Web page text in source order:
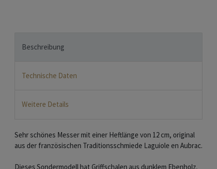
Beschreibung
Technische Daten
Weitere Details
Sehr schönes Messer mit einer Heftlänge von 12 cm, original
aus der französischen Traditionsschmiede Laguiole en Aubrac.
Dieses Sondermodell hat Griffschalen aus dunklem Ebenholz.